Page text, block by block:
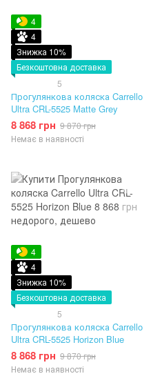
4
4
Знижка 10%
Безкоштовна доставка
5
Прогулянкова коляска Carrello
Ultra CRL-5525 Matte Grey
8 868 грн 9 870 грн
Немає в наявності
4
4
Знижка 10%
Безкоштовна доставка
5
Прогулянкова коляска Carrello
Ultra CRL-5525 Horizon Blue
8 868 грн 9 870 грн
Немає в наявності